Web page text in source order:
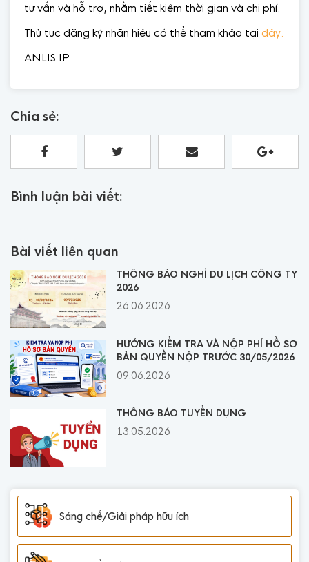
tư vấn và hỗ trợ, nhằm tiết kiệm thời gian và chi phí.
Thủ tục đăng ký nhãn hiệu có thể tham khảo tại đây.
ANLIS IP
Chia sẻ:
Bình luận bài viết:
Bài viết liên quan
THÔNG BÁO NGHỈ DU LỊCH CÔNG TY
2026
26.06.2026
HƯỚNG KIỂM TRA VÀ NỘP PHÍ HỒ SƠ
BẢN QUYỀN NỘP TRƯỚC 30/05/2026
09.06.2026
THÔNG BÁO TUYỂN DỤNG
13.05.2026
Sáng chế/Giải pháp hữu ích